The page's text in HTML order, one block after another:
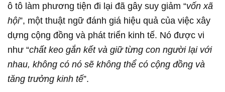
ô tô làm phương tiện đi lại đã gây suy giảm “vốn xã
hội”, một thuật ngữ đánh giá hiệu quả của việc xây
dựng cộng đồng và phát triển kinh tế. Nó được vi
như “chất keo gắn kết và giữ từng con người lại với
nhau, không có nó sẽ không thể có cộng đồng và
tăng trưởng kinh tế”.